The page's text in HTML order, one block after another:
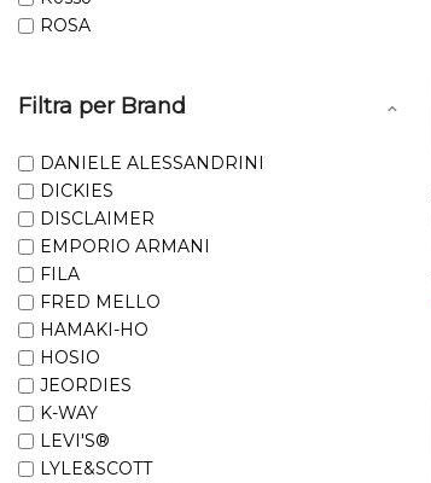
ROSA
Filtra per Brand
DANIELE ALESSANDRINI
DICKIES
DISCLAIMER
EMPORIO ARMANI
FILA
FRED MELLO
HAMAKI-HO
HOSIO
JEORDIES
K-WAY
LEVI'S®
LYLE&SCOTT